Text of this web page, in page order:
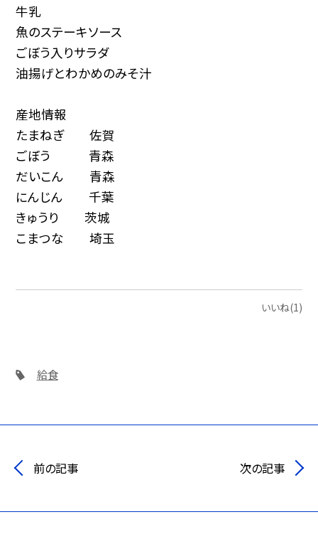
牛乳
魚のステーキソース
ごぼう入りサラダ
油揚げとわかめのみそ汁
産地情報
たまねぎ 佐賀
ごぼう 青森
だいこん 青森
にんじん 千葉
きゅうり 茨城
こまつな 埼玉
いいね(1)
給食
前の記事 次の記事